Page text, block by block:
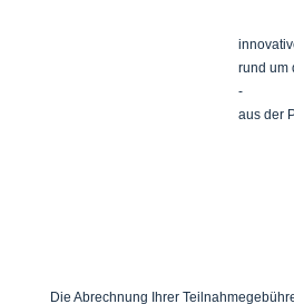
rund um
-
aus der
Die Abrechnung Ihrer